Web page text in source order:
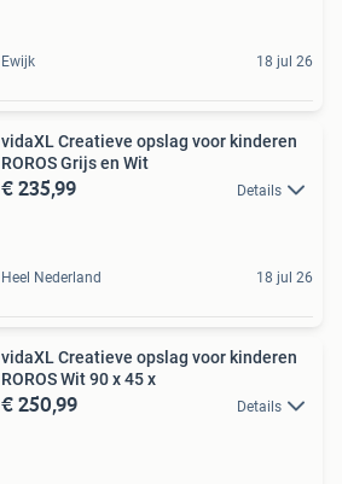
Ewijk 18 jul 26
vidaXL Creatieve opslag voor kinderen
ROROS Grijs en Wit
€ 235,99 Details
Heel Nederland 18 jul 26
vidaXL Creatieve opslag voor kinderen
ROROS Wit 90 x 45 x
€ 250,99 Details